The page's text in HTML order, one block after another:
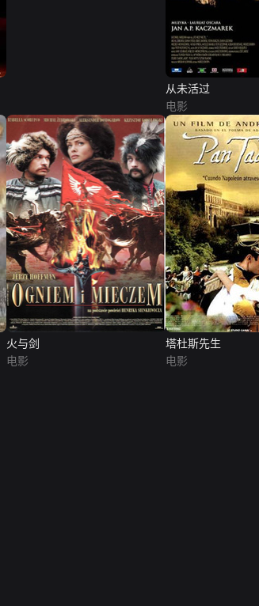
从未活过
电影
火与剑
电影
塔杜斯先生
电影